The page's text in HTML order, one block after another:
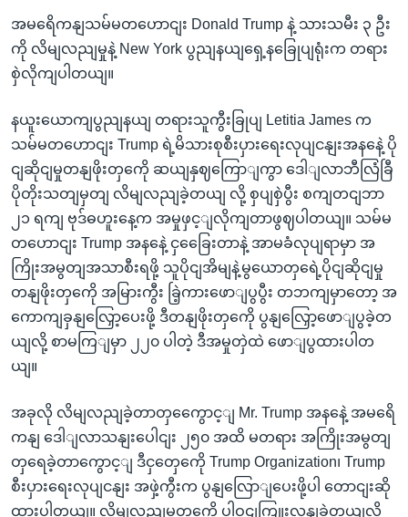
အမရေိကနျသမ်မတဟောငျး Donald Trump နဲ့ သားသမီး ၃ ဦး
ကို လိမျလညျမှုနဲ့ New York ပွညျနယျရှေ့နခြေုပျရုံးက တရား
စှဲလိုကျပါတယျ။
နယူးယောကျပွညျနယျ တရားသူကွီးခြုပျ Letitia James က
သမ်မတဟောငျး Trump ရဲ့မိသားစုစီးပှားရေးလုပျငနျးအနနေဲ့ ပို
ငျဆိုငျမှုတနျဖိုးတှကေို ဆယျနှဈကြောျကွာ ဒေါျလာဘီလြံခြီ
ပိုတိုးသတျမှတျ လိမျလညျခဲ့တယျ လို့ စှပျစှဲပွီး စကျတငျဘာ
၂၁ ရကျ ဗုဒ်ဓဟူးနေ့က အမှုဖှင့ျလိုကျတာဖွဈပါတယျ။ သမ်မ
တဟောငျး Trump အနနေဲ့ ငှခြေေးတာနဲ့ အာမခံလုပျရာမှာ အ
ကြိုးအမွတျအသာစီးရဖို့ သူပိုငျအိမျနဲ့မွယောတှရေဲ့ပိုငျဆိုငျမှု
တနျဖိုးတှကေို အမြားကွီး ခြဲ့ကားဖောျပွပွီး တဘကျမှာတော့ အ
ကောကျခှနျလြှော့ပေးဖို့ ဒီတနျဖိုးတှကေို ပွနျလြှော့ဖောျပွခဲ့တ
ယျလို့ စာမကြျမှာ ၂၂၀ ပါတဲ့ ဒီအမှုတှဲထဲ ဖောျပွထားပါတ
ယျ။
အခုလို လိမျလညျခဲ့တာတှကွေောင့ျ Mr. Trump အနနေဲ့ အမရေိ
ကနျ ဒေါျလာသနျးပေါငျး ၂၅၀ အထိ မတရား အကြိုးအမွတျ
တှရေခဲ့တာကွောင့ျ ဒီငှတှေကေို Trump Organization၊ Trump
စီးပှားရေးလုပျငနျး အဖှဲ့ကွီးက ပွနျလြောျပေးဖို့ပါ တောငျးဆို
ထားပါတယျ။ လိမျလညျမှုတှကေို ပါဝငျကြူးလှနျခဲ့တယျလို့